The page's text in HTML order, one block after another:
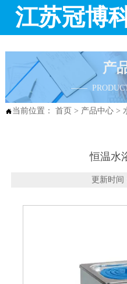
江苏冠博
产
——
当前位置： 首页 > 产品中心>
恒温水
更新时间